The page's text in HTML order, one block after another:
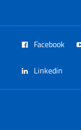
Facebook
Linkedin